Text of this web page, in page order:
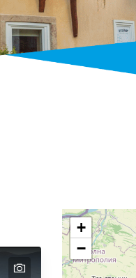
text
+
−